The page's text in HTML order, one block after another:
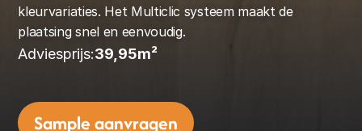
Adviesprijs:39,95m²
kleurvariaties. Het Multiclic systeem maakt de
plaatsing snel en eenvoudig.
Sample aanvragen